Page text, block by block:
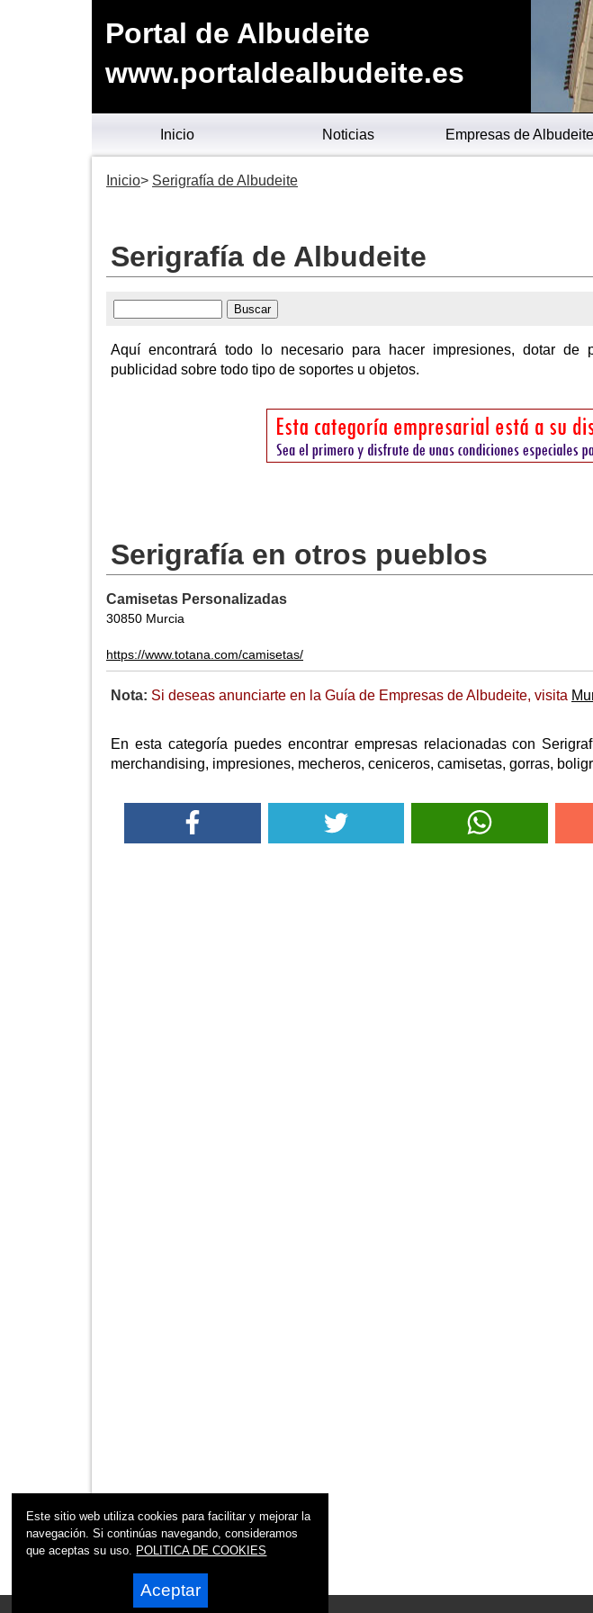
Portal de Albudeite
www.portaldealbudeite.es
Inicio Noticias Empresas de Albudeite
Inicio Serigrafía de Albudeite
Serigrafía de Albudeite
Aquí encontrará todo lo necesario para hacer impresiones, dotar de
publicidad sobre todo tipo de soportes u objetos.
Serigrafía en otros pueblos
Camisetas Personalizadas
30850 Murcia
https://www.totana.com/camisetas/
Nota: Si deseas anunciarte en la Guía de Empresas de Albudeite, visita
En esta categoría puedes encontrar empresas relacionadas con
merchandising, impresiones, mecheros, ceniceros, camisetas, gorras,
Este sitio web utiliza cookies para facilitar y mejorar la
navegación. Si continúas navegando, consideramos
que aceptas su uso. POLITICA DE COOKIES
Aceptar